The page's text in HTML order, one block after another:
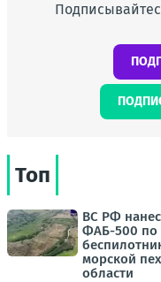
Топ
ВС РФ
ФАБ-500 по
морской
области